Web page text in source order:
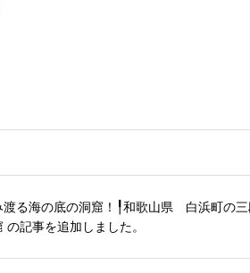
渡る海の底の洞窟！╿和歌山県 白浜町の三
の記事を追加しました。